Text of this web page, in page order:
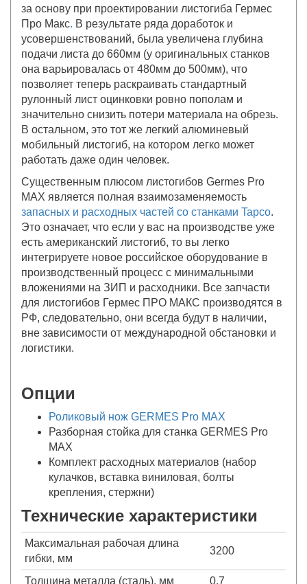
за основу при проектировании листогиба Гермес
Про Макс. В результате ряда доработок и
усовершенствований, была увеличена глубина
подачи листа до 660мм (у оригинальных станков
она варьировалась от 480мм до 500мм), что
позволяет теперь раскраивать стандартный
рулонный лист оцинковки ровно пополам и
значительно снизить потери материала на обрезь.
В остальном, это тот же легкий алюминевый
мобильный листогиб, на котором легко может
работать даже один человек.
Существенным плюсом листогибов Germes Pro
MAX является полная взаимозаменяемость
запасных и расходных частей со станками Tapco.
Это означает, что если у вас на производстве уже
есть американский листогиб, то вы легко
интегрируете новое российское оборудование в
производственный процесс с минимальными
вложениями на ЗИП и расходники. Все запчасти
для листогибов Гермес ПРО МАКС производятся в
РФ, следовательно, они всегда будут в наличии,
вне зависимости от международной обстановки и
логистики.
Опции
Роликовый нож GERMES Pro MAX
Разборная стойка для станка GERMES Pro
MAX
Комплект расходных материалов (набор
кулачков, вставка виниловая, болты
крепления, стержни)
Технические характеристики
Максимальная рабочая длина
гибки, мм
3200
Толщина металла (сталь), мм 0.7